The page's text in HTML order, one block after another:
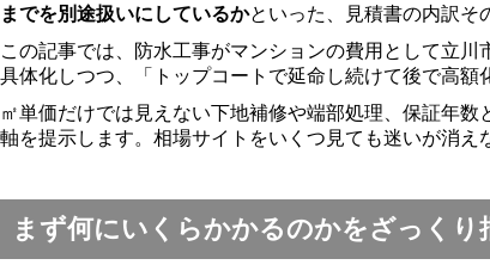
までを別途扱いにしているかといった、見積書の内訳そ
この記事では、防水工事がマンションの費用として立
具体化しつつ、「トップコートで延命し続けて後で高
㎡単価だけでは見えない下地補修や端部処理、保証年
軸を提示します。相場サイトをいくつ見ても迷いが消え
まず何にいくらかかるのかをざっく